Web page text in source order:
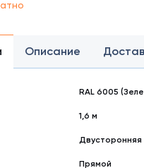
Описание
RAL 6005
1,6 м
Двусторонняя
Прямой